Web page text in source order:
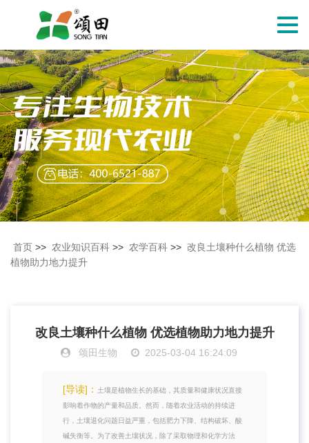
切
导
航
首页 >> 农业知识百科 >> 农学百科 >> 改良土壤种什么植物 优选
植物助力地力提升
改良土壤种什么植物 优选植物助力地力提升
颂田生物 2025-03-04 16:24:09
[导读]：
土壤是植物生长的基础，其质量和健康状况直接
影响着作物的产量和品质。然而，随着农业活动的持续进
行，土壤退化问题日益严重，包括肥力下降、结构破坏、酸
碱失衡等。为了改善土壤状况，除了采取物理和化学方法